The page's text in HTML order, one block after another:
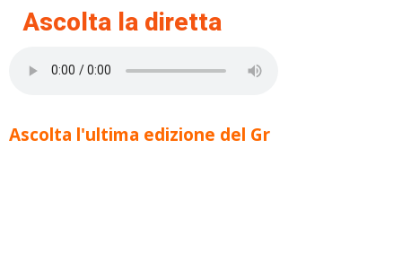
Ascolta la diretta
Ascolta l'ultima edizione del Gr